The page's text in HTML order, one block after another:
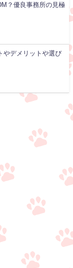
？優良事務所の見極
やデメリットや選び